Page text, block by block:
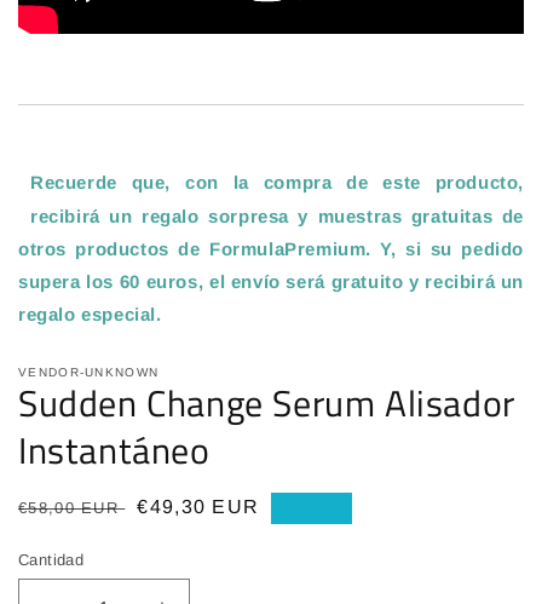
Recuerde que, con la compra de este producto,
recibirá un regalo sorpresa y muestras gratuitas de
otros productos de FormulaPremium. Y, si su pedido
supera los 60 euros, el envío será gratuito y recibirá un
regalo especial.
VENDOR-UNKNOWN
Sudden Change Serum Alisador
Instantáneo
Precio
€58,00 EUR
Precio
€49,30 EUR
Cantidad